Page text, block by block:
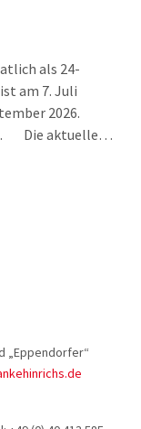
als 24-
am 7. Juli
2026.
Die aktuelle…
„Eppendorfer“